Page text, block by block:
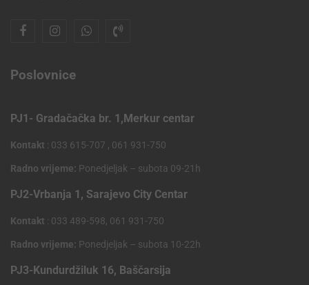
Poslovnice
PJ1- Gradačačka br. 1,Merkur centar
Kontakt : 033 615-707 , 061 931-750
Radno vrijeme: Ponedjeljak – subota 09-21h
PJ2-Vrbanja 1, Sarajevo City Centar
Kontakt : 033 489-598, 061 931-750
Radno vrijeme: Ponedjeljak – subota 10-22h
PJ3-Kundurdžiluk 16, Baščarsija